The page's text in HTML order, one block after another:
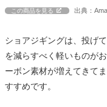
この商品を見る 出典：
ショアジギングは、投げ
を減らすべく軽いものが
ーボン素材が増えてきて
すすめです。